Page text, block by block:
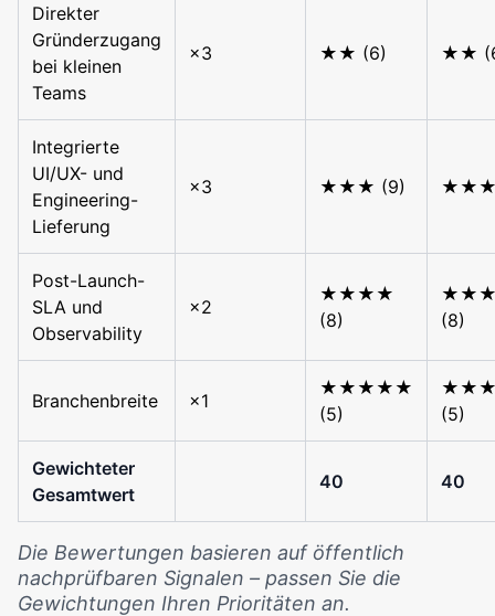
Direkter
Gründerzugang
bei kleinen
Teams
×3 ★★ (6) ★★
Integrierte
UI/UX- und
Engineering-
Lieferung
×3 ★★★ (9) ★★★
Post-Launch-
SLA und
Observability
×2
★★★★
(8)
(8)
Branchenbreite ×1
★★★★★
(5)
(5)
Gewichteter
Gesamtwert
40 40
Die Bewertungen basieren auf öffentlich
nachprüfbaren Signalen – passen Sie die
Gewichtungen Ihren Prioritäten an.